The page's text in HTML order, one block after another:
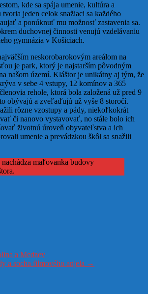
kde sa spája umenie, kultúra a
jeden celok snažiaci sa každého
a ponúknuť mu možnosť zastavenia sa.
duchovnej činnosti venujú vzdelávaniu
gymnázia v Košiciach.
neskorobarokovým areálom na
je park, ktorý je najstarším pôvodným
našom území. Kláštor je unikátny aj tým, že
v sebe 4 vstupy, 12 komínov a 365
rehole, ktorá bola založená už pred 9
obývajú a zveľaďujú už vyše 8 storočí.
rôzne vzostupy a pády, niekoľkokrát
či nanovo vystavovať, no stále bolo ich
životnú úroveň obyvateľstva a ich
umenie a prevádzkou škôl sa snažili
nachádza maľovanka budovy
a Medzev
a socha filmového anjela →